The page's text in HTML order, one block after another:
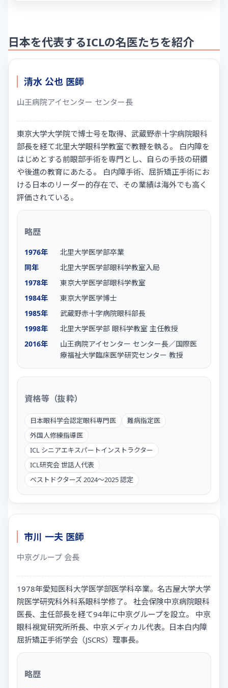
日本を代表するICLの名医たちを紹介
清水 公也 医師
山王病院アイセンター センター長
東京大学大学院で博士号を取得、武蔵野赤十字病院眼科
部長を経て北里大学眼科学教室で教鞭を執る。 白内障を
はじめとする前眼部手術を専門とし、自らの手技の研鑽
や後進の教育にあたる。 白内障手術、屈折矯正手術にお
ける日本のリーダー的存在で、その業績は海外でも高く
評価されている。
略歴
1976年
北里大学医学部卒業
同年
北里大学医学部眼科学教室入局
1978年
東京大学医学部眼科学教室
1984年
東京大学医学博士
1985年
武蔵野赤十字病院眼科部長
1998年
北里大学医学部 眼科学教室 主任教授
2016年
山王病院アイセンター センター長／国際医
療福祉大学臨床医学研究センター 教授
資格等（抜粋）
日本眼科学会認定眼科専門医
難病指定医
外国人修練指導医
ICL シニアエキスパートインストラクター
ICL研究会 世話人代表
ベストドクターズ 2024〜2025 認定
市川 一夫 医師
中京グループ 会長
1978年愛知医科大学医学部医学科卒業。名古屋大学大学
院医学研究科外科系眼科学修了。 社会保険中京病院眼科
医長、主任部長を経て94年に中京グループを設立。 中京
眼科視覚研究所所長、中京メディカル代表。日本白内障
屈折矯正手術学会（JSCRS）理事長。
略歴